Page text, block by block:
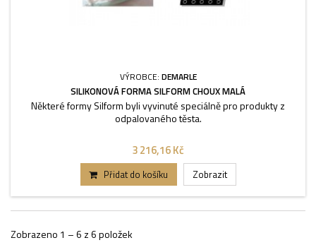
VÝROBCE: DEMARLE
SILIKONOVÁ FORMA SILFORM CHOUX MALÁ
Některé formy Silform byli vyvinuté speciálně pro produkty z
odpalovaného těsta.
3 216,16 Kč
Přidat do košíku Zobrazit
Zobrazeno 1 – 6 z 6 položek